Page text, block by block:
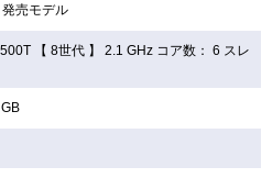
売モデル
【8世代 】 2.1 GHz コア数： 6 スレ